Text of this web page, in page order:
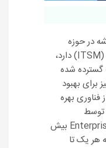
در حوزه
مدیریت خدمات فناوری اطلاعات (ITSM) دارد،
گسترده شده
بهبود
بهره‌
توسط
Enterprise Management Associates بیش